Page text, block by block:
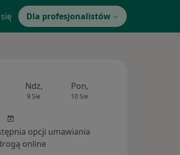
Dla profesjonalistów
Ndz,
9 Sie
Pon,
10 Sie
opcji umawiania
online